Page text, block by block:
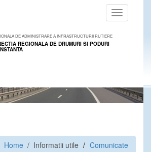
Toggle
navigation
DE ADMINISTRARE A INFRASTRUCTURII RUTIERE
REGIONALA DE DRUMURI SI PODURI
Home / Informatii utile Comunicate